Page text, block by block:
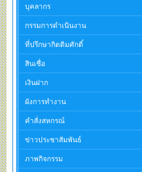
บุคลากร
กรรมการดำเนินงาน
ที่ปรึกษากิตติมศักดิ์
สินเชื่อ
เงินฝาก
ผังการทำงาน
คำสั่งสหกรณ์
ข่าวประชาสัมพันธ์
ภาพกิจกรรม